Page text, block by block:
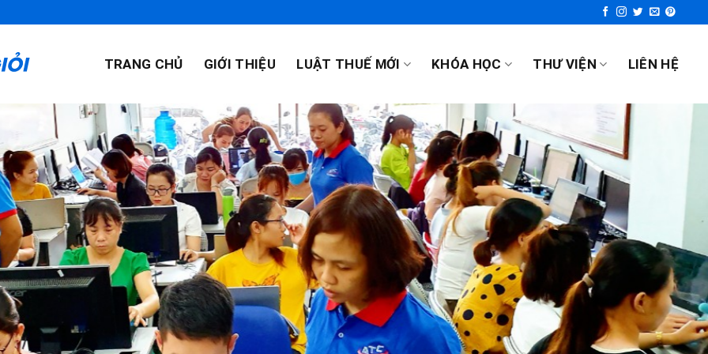
TRANG CHỦ GIỚI THIỆU LUẬT THUẾ MỚI KHÓA HỌC THƯ VIỆN LIÊN HỆ